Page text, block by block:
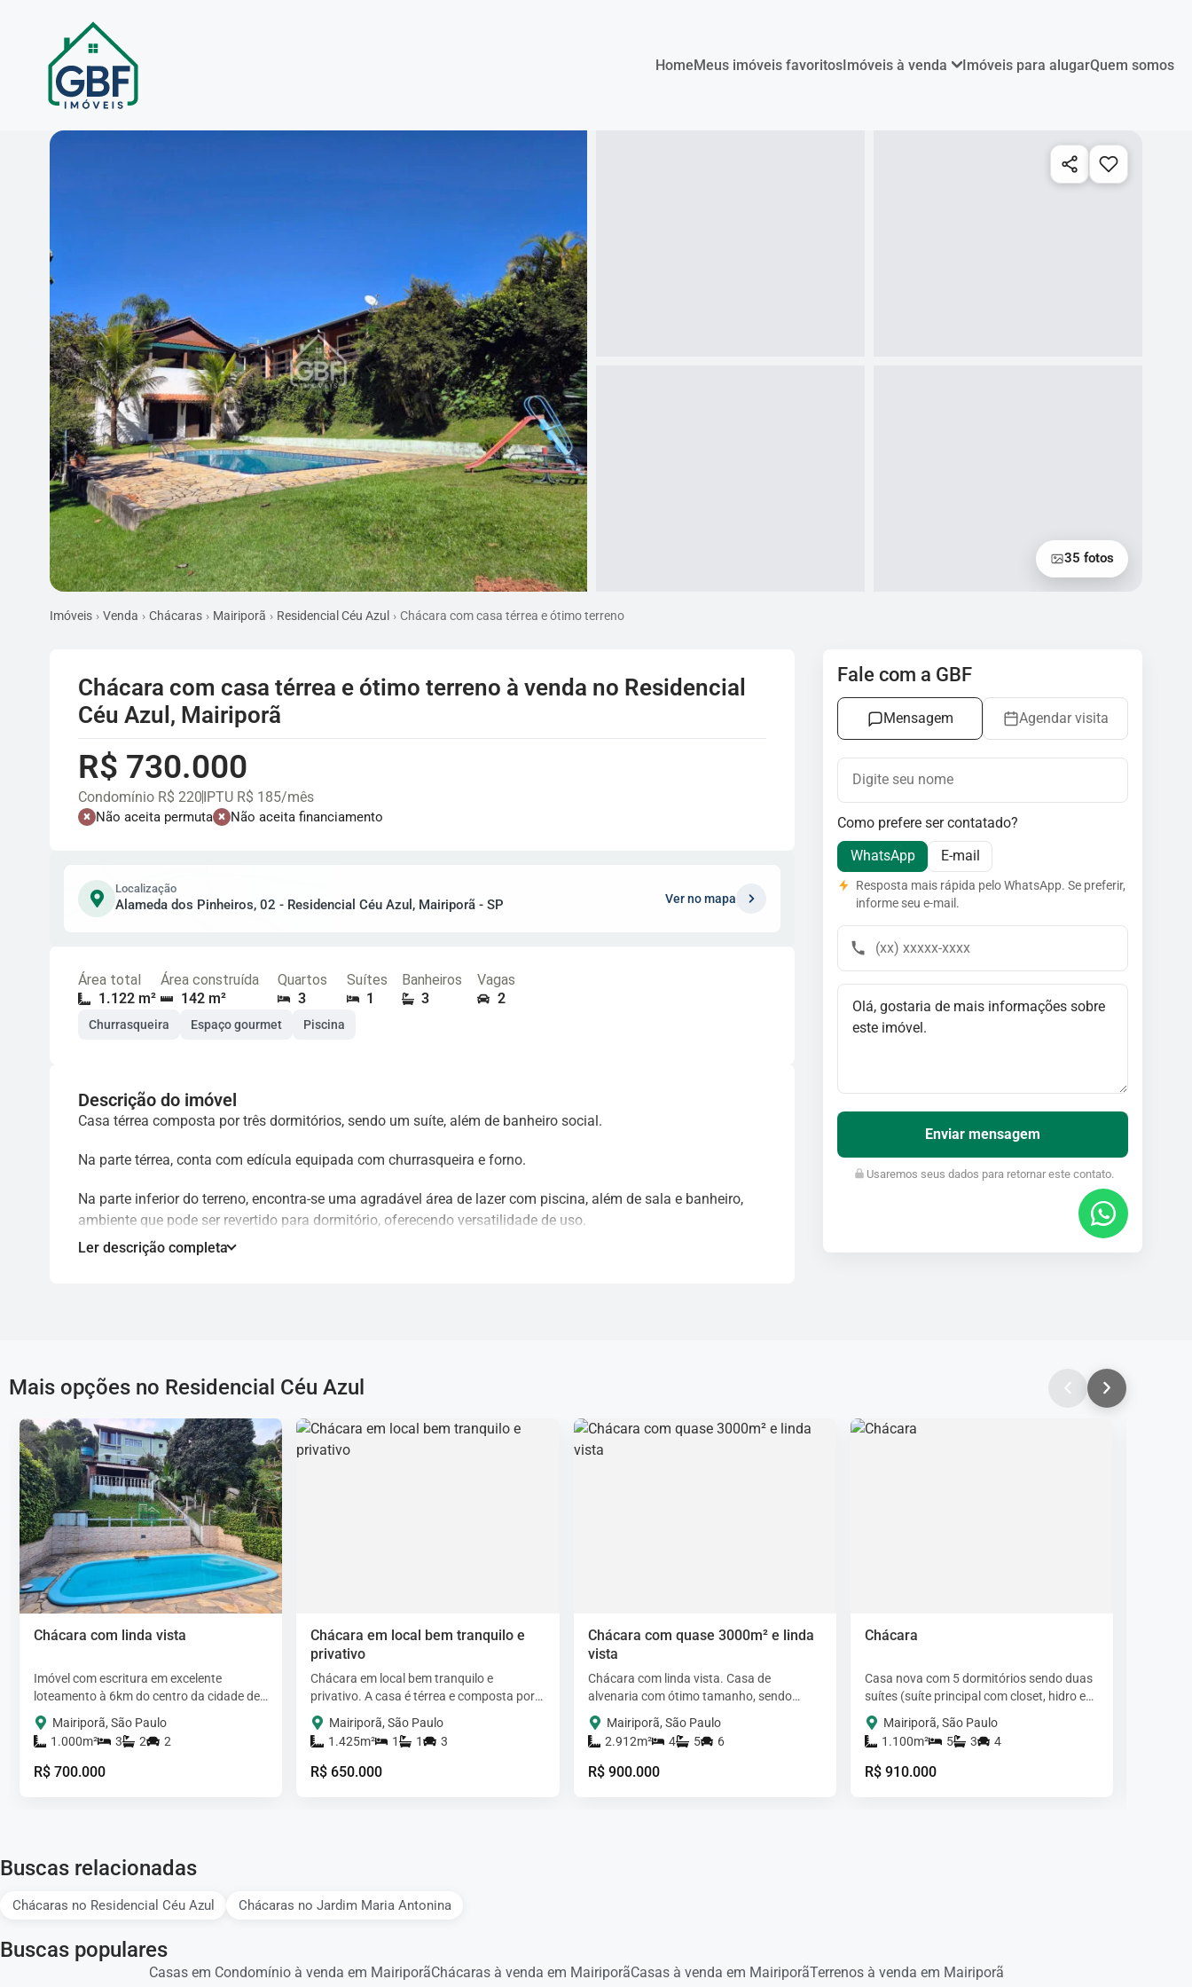
HomeMeus imóveis favoritosImóveis à venda Imóveis para alugarQuem somos
35 fotos
Imóveis Venda Chácaras Mairiporã Residencial Céu Azul Chácara com casa térrea e ótimo terreno
Chácara com casa térrea e ótimo terreno à venda no Residencial
Céu Azul, Mairiporã
R$ 730.000
Condomínio R$ 220IPTU R$ 185/mês
Não aceita permuta Não aceita financiamento
Localização
Alameda dos Pinheiros, 02 - Residencial Céu Azul, Mairiporã - SP Ver no mapa
Área total
1.122 m²
Área construída
142 m²
Quartos
3
Suítes
1
Banheiros
3
Vagas
2
Churrasqueira Espaço gourmet Piscina
Descrição do imóvel
Casa térrea composta por três dormitórios, sendo um suíte, além de banheiro social.
Na parte térrea, conta com edícula equipada com churrasqueira e forno.
Na parte inferior do terreno, encontra-se uma agradável área de lazer com piscina, além de sala e banheiro,
ambiente que pode ser revertido para dormitório, oferecendo versatilidade de uso.
Há ainda edícula com churrasqueira exclusiva para atender a área da piscina.
Ler descrição completa
Fale com a GBF
Mensagem Agendar visita
Como prefere ser contatado?
WhatsApp
E-mail
Resposta mais rápida pelo WhatsApp. Se preferir,
informe seu e-mail.
Enviar mensagem
Usaremos seus dados para retornar este contato.
WhatsApp
Mais opções no Residencial Céu Azul
Chácara com linda vista
Imóvel com escritura em excelente
loteamento à 6km do centro da cidade de
Mairiporã com acesso todo asfaltado,
portaria…
Mairiporã, São Paulo
1.000m²
3 2 2
R$ 700.000
Chácara em local bem tranquilo e
privativo
Chácara em local bem tranquilo e
privativo. A casa é térrea e composta por 1
dormitório amplo e mais uma suíte,
banheiro social, sala de…
Mairiporã, São Paulo
1.425m²
1 1 3
R$ 650.000
Chácara com quase 3000m² e linda
vista
Chácara com linda vista. Casa de
alvenaria com ótimo tamanho, sendo
composta por 4 dormitórios sendo 1 suíte,
cozinha americana, sala…
Mairiporã, São Paulo
2.912m²
4 5 6
R$ 900.000
Chácara
Casa nova com 5 dormitórios sendo duas
suítes (suíte principal com closet, hidro e
uma varanda enorme com uma linda
vista), sala ampla com…
Mairiporã, São Paulo
1.100m²
5 3 4
R$ 910.000
Buscas relacionadas
Chácaras no Residencial Céu Azul Chácaras no Jardim Maria Antonina
Buscas populares
Casas em Condomínio à venda em MairiporãChácaras à venda em MairiporãCasas à venda em MairiporãTerrenos à venda em Mairiporã